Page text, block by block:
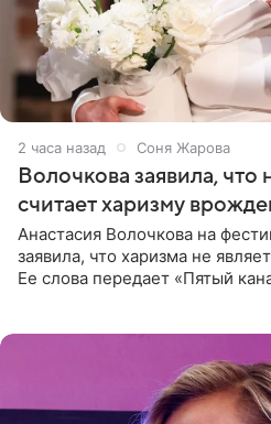
2 часа назад Соня Жарова
Волочкова заявила, что
считает харизму
Анастасия Волочкова на
заявила, что харизма не
Ее слова передает «Пятый